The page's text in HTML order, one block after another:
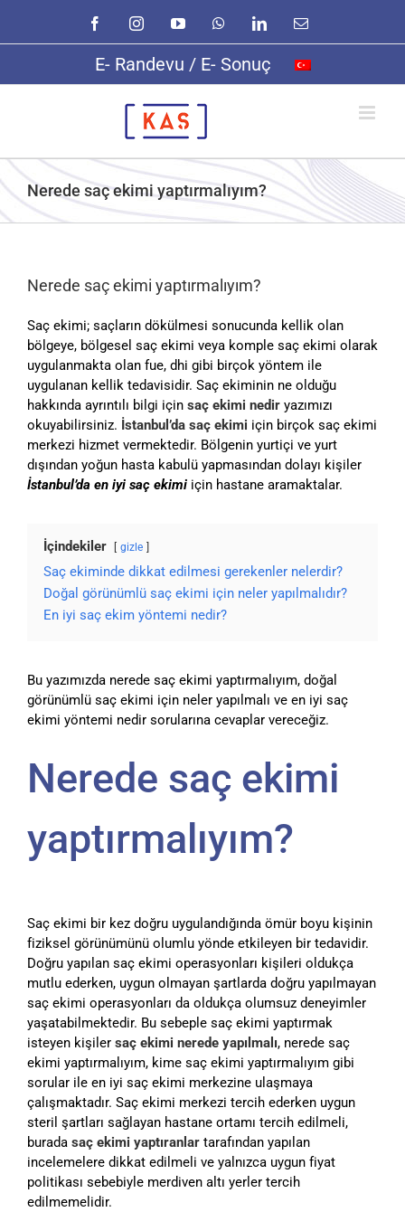
content
FacebookInstagramYouTubeWhatsAppLinkedInE-
E- Randevu / E- Sonuç
Nerede saç ekimi yaptırmalıyım?
Nerede saç ekimi yaptırmalıyım?
Saç ekimi; saçların dökülmesi sonucunda kellik olan
bölgeye, bölgesel saç ekimi veya komple saç ekimi olarak
uygulanmakta olan fue, dhi gibi birçok yöntem ile
uygulanan kellik tedavisidir. Saç ekiminin ne olduğu
hakkında ayrıntılı bilgi için saç ekimi nedir yazımızı
okuyabilirsiniz. İstanbul’da saç ekimi için birçok saç ekimi
merkezi hizmet vermektedir. Bölgenin yurtiçi ve yurt
dışından yoğun hasta kabulü yapmasından dolayı kişiler
İstanbul’da en iyi saç ekimi için hastane aramaktalar.
İçindekiler gizle
Saç ekiminde dikkat edilmesi gerekenler nelerdir?
Doğal görünümlü saç ekimi için neler yapılmalıdır?
En iyi saç ekim yöntemi nedir?
Bu yazımızda nerede saç ekimi yaptırmalıyım, doğal
görünümlü saç ekimi için neler yapılmalı ve en iyi saç
ekimi yöntemi nedir sorularına cevaplar vereceğiz.
Nerede saç ekimi
yaptırmalıyım?
Saç ekimi bir kez doğru uygulandığında ömür boyu kişinin
fiziksel görünümünü olumlu yönde etkileyen bir tedavidir.
Doğru yapılan saç ekimi operasyonları kişileri oldukça
mutlu ederken, uygun olmayan şartlarda doğru yapılmayan
saç ekimi operasyonları da oldukça olumsuz deneyimler
yaşatabilmektedir. Bu sebeple saç ekimi yaptırmak
isteyen kişiler saç ekimi nerede yapılmalı, nerede saç
ekimi yaptırmalıyım, kime saç ekimi yaptırmalıyım gibi
sorular ile en iyi saç ekimi merkezine ulaşmaya
çalışmaktadır. Saç ekimi merkezi tercih ederken uygun
steril şartları sağlayan hastane ortamı tercih edilmeli,
burada saç ekimi yaptıranlar tarafından yapılan
incelemelere dikkat edilmeli ve yalnızca uygun fiyat
politikası sebebiyle merdiven altı yerler tercih
edilmemelidir.